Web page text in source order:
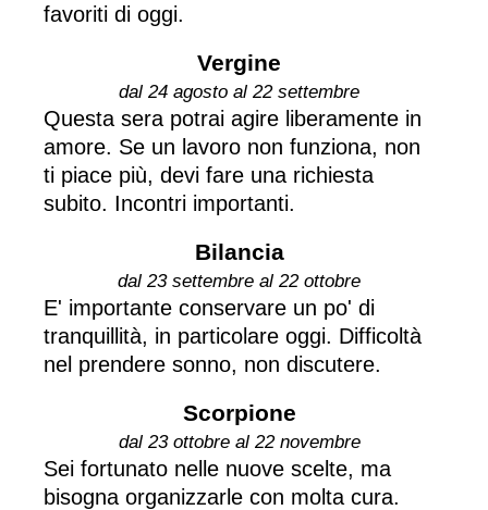
favoriti di oggi.
Vergine
dal 24 agosto al 22 settembre
Questa sera potrai agire liberamente in
amore. Se un lavoro non funziona, non
ti piace più, devi fare una richiesta
subito. Incontri importanti.
Bilancia
dal 23 settembre al 22 ottobre
E' importante conservare un po' di
tranquillità, in particolare oggi. Difficoltà
nel prendere sonno, non discutere.
Scorpione
dal 23 ottobre al 22 novembre
Sei fortunato nelle nuove scelte, ma
bisogna organizzarle con molta cura.